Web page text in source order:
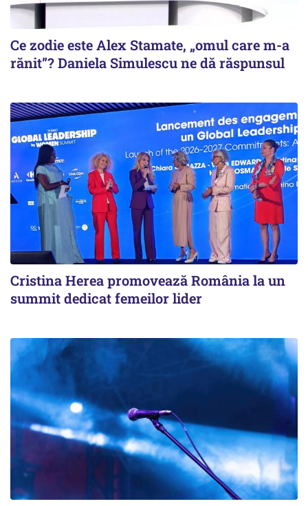
Ce zodie este Alex Stamate, „omul care m-a
rănit”? Daniela Simulescu ne dă răspunsul
Cristina Herea promovează România la un
summit dedicat femeilor lider